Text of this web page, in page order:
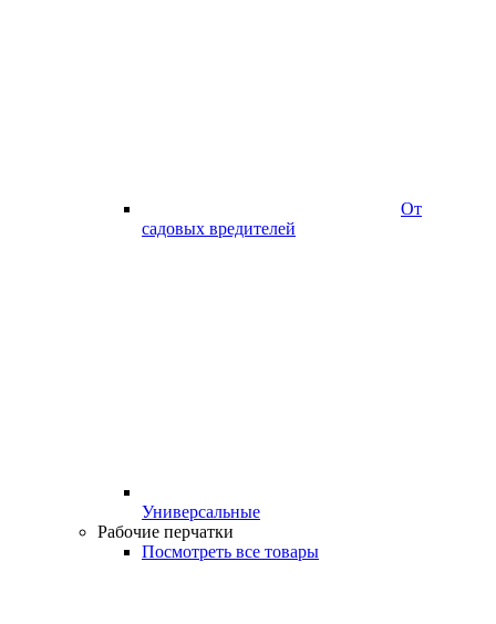
От
садовых вредителей
Универсальные
Рабочие перчатки
Посмотреть все товары